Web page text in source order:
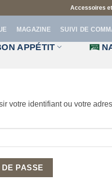
Accessoires
MAGAZINE SUIVI DE
APPÉTIT
votre identifiant ou votre
PASSE